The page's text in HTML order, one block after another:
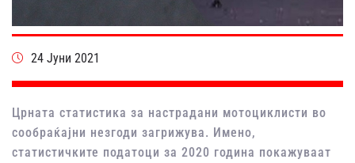
24 Јуни 2021
Црната статистика за настрадани мотоциклисти во
сообраќајни незгоди загрижува. Имено,
статистичките податоци за 2020 година покажуваат